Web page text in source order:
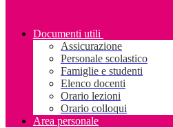
Documenti utili
Assicurazione
Personale scolastico
Famiglie e studenti
Elenco docenti
Orario lezioni
Orario colloqui
Area personale